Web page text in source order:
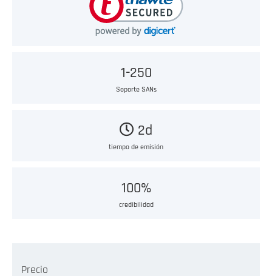
1-250
Soporte SANs
2d
tiempo de emisión
100%
credibilidad
Precio